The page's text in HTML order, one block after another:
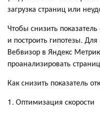
загрузка страниц или
Чтобы снизить
и построить гипотезы.
Вебвизор в Яндекс
проанализировать
Как снизить показатель
1. Оптимизация скорости